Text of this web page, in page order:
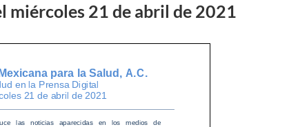
miércoles 21 de abril de 2021